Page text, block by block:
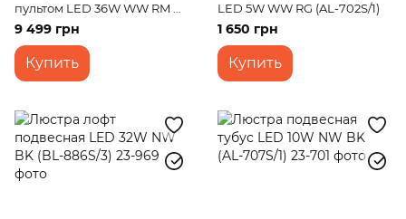
пультом LED 36W WW RM G
(BCL-699S/1)
9 499 грн
Купить
LED 5W WW RG (AL-702S/1)
1 650 грн
Купить